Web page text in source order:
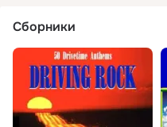
Сборники